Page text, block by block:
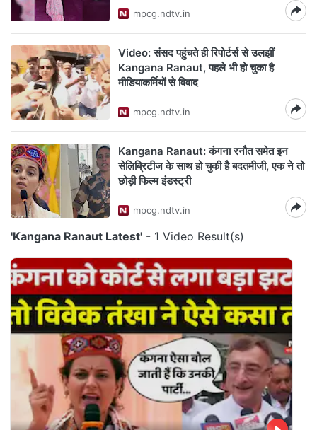
mpcg.ndtv.in
Video: संसद पहुंचते ही रिपोर्टर्स से उलझीं
Kangana Ranaut, पहले भी हो चुका है
मीडियाकर्मियों से विवाद
mpcg.ndtv.in
Kangana Ranaut: कंगना रनौत समेत इन
सेलिब्रिटीज के साथ हो चुकी है बदतमीजी, एक ने तो
छोड़ी फिल्म इंडस्ट्री
mpcg.ndtv.in
'Kangana Ranaut Latest' - 1 Video Result(s)